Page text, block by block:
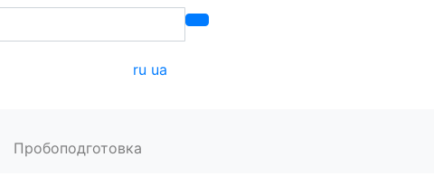
ru ua
Пробоподготовка